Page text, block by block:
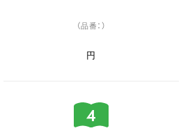
（品番：）
円